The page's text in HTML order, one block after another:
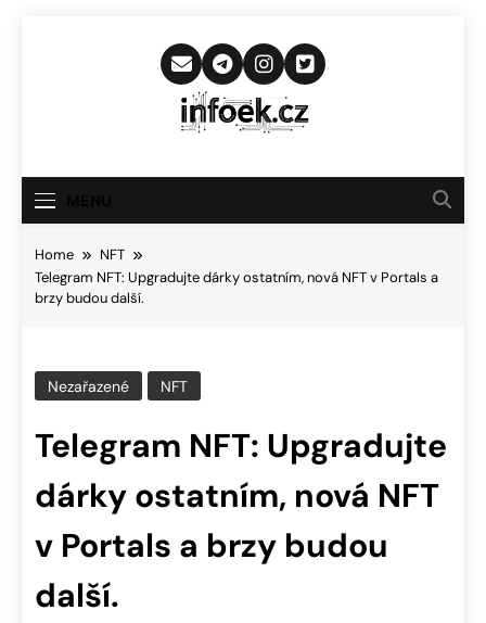
Infoek.cz
Novinkám
Home
NFT
Telegram NFT: Upgradujte dárky ostatním, nová NFT v Portals a
brzy budou další.
Nezařazené NFT
Telegram NFT: Upgradujte
dárky ostatním, nová NFT
v Portals a brzy budou
další.